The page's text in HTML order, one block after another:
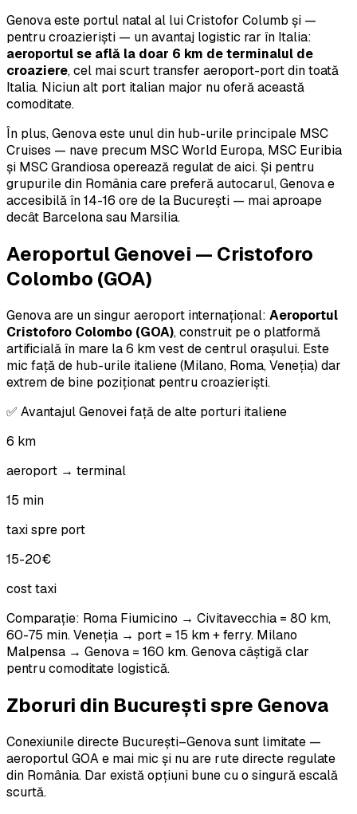
Genova este portul natal al lui Cristofor Columb și —
pentru croazieriști — un avantaj logistic rar în Italia:
aeroportul se află la doar 6 km de terminalul de
croaziere, cel mai scurt transfer aeroport-port din toată
Italia. Niciun alt port italian major nu oferă această
comoditate.
În plus, Genova este unul din hub-urile principale MSC
Cruises — nave precum MSC World Europa, MSC Euribia
și MSC Grandiosa operează regulat de aici. Și pentru
grupurile din România care preferă autocarul, Genova e
accesibilă în 14-16 ore de la București — mai aproape
decât Barcelona sau Marsilia.
Aeroportul Genovei — Cristoforo
Colombo (GOA)
Genova are un singur aeroport internațional: Aeroportul
Cristoforo Colombo (GOA), construit pe o platformă
artificială în mare la 6 km vest de centrul orașului. Este
mic față de hub-urile italiene (Milano, Roma, Veneția) dar
extrem de bine poziționat pentru croazieriști.
✅ Avantajul Genovei față de alte porturi italiene
6 km
aeroport → terminal
15 min
taxi spre port
15-20€
cost taxi
Comparație: Roma Fiumicino → Civitavecchia = 80 km,
60-75 min. Veneția → port = 15 km + ferry. Milano
Malpensa → Genova = 160 km. Genova câștigă clar
pentru comoditate logistică.
Zboruri din București spre Genova
Conexiunile directe București–Genova sunt limitate —
aeroportul GOA e mai mic și nu are rute directe regulate
din România. Dar există opțiuni bune cu o singură escală
scurtă.